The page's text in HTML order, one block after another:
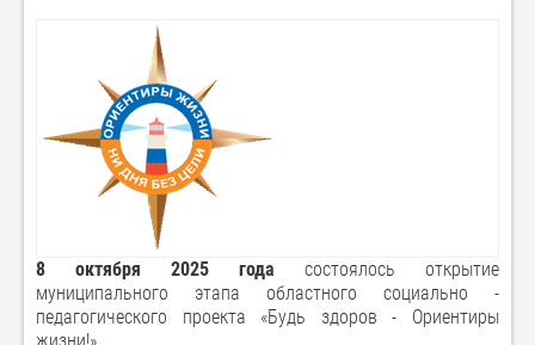
8 октября 2025 года состоялось открытие
муниципального этапа областного социально -
педагогического проекта «Будь здоров - Ориентиры